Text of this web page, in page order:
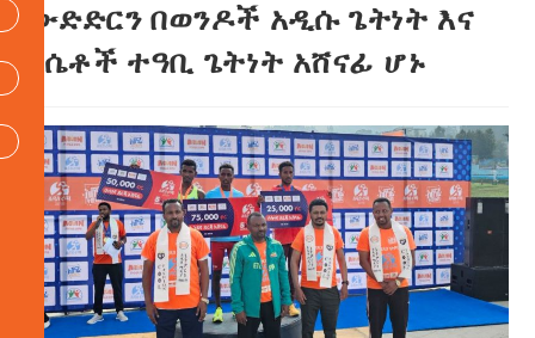
ውድድርን በወንዶች አዲሱ ጌትነት እና
በሴቶች ተዓቢ ጌትነት አሸናፊ ሆኑ